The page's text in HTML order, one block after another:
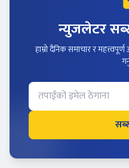
न्युजलेटर
हाम्रो दैनिक समाचार र